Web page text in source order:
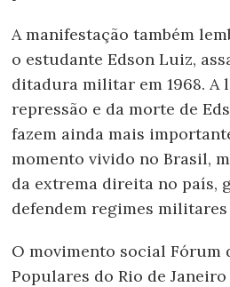
A manifestação também
o estudante Edson Luiz,
ditadura militar em 1968. A
repressão e da morte de
fazem ainda mais
momento vivido no Brasil,
da extrema direita no país,
defendem regimes
O movimento social Fórum
Populares do Rio de Janeiro